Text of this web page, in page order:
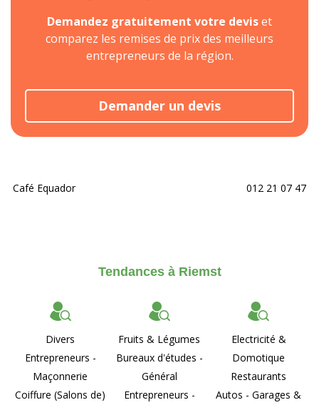
Demandez gratuitement votre deviset
comparez les remises de prix des meilleurs
entrepreneurs de la région.
Demander un devis
Café Equador 012 21 07 47
Tendances à Riemst
Divers
Entrepreneurs -
Maçonnerie
Coiffure (Salons de)
Fruits & Légumes
Bureaux d'études -
Général
Entrepreneurs -
Electricité &
Domotique
Restaurants
Autos - Garages &